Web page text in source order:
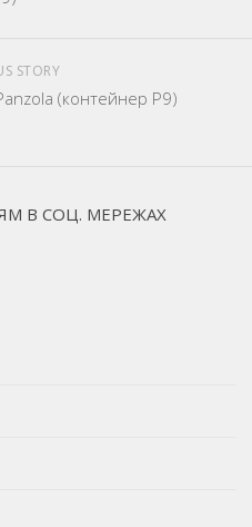
STORY
(контейнер P9)
В СОЦ. МЕРЕЖАХ